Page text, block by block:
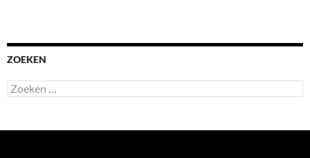
ZOEKEN
Zoeken
naar: